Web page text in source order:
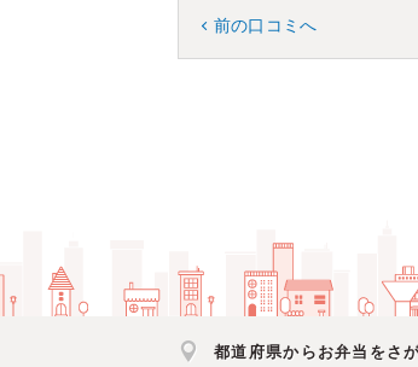
前の口コミへ
都道府県からお弁当をさ